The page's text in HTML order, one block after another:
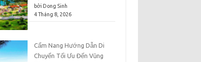
bởi Dong Sinh
4 Tháng 8, 2026
Cẩm Nang Hướng Dẫn Di
Chuyển Tối Ưu Đến Vũng